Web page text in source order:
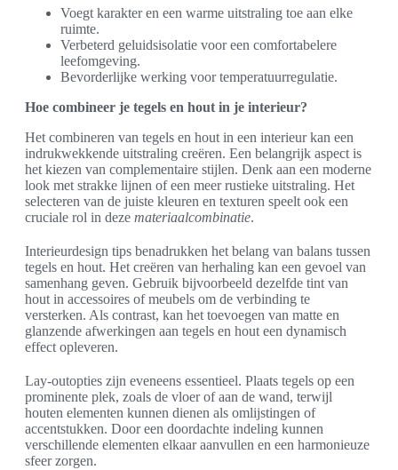
Voegt karakter en een warme uitstraling toe aan elke
ruimte.
Verbeterd geluidsisolatie voor een comfortabelere
leefomgeving.
Bevorderlijke werking voor temperatuurregulatie.
Hoe combineer je tegels en hout in je interieur?
Het combineren van tegels en hout in een interieur kan een
indrukwekkende uitstraling creëren. Een belangrijk aspect is
het kiezen van complementaire stijlen. Denk aan een moderne
look met strakke lijnen of een meer rustieke uitstraling. Het
selecteren van de juiste kleuren en texturen speelt ook een
cruciale rol in deze materiaalcombinatie.
Interieurdesign tips benadrukken het belang van balans tussen
tegels en hout. Het creëren van herhaling kan een gevoel van
samenhang geven. Gebruik bijvoorbeeld dezelfde tint van
hout in accessoires of meubels om de verbinding te
versterken. Als contrast, kan het toevoegen van matte en
glanzende afwerkingen aan tegels en hout een dynamisch
effect opleveren.
Lay-outopties zijn eveneens essentieel. Plaats tegels op een
prominente plek, zoals de vloer of aan de wand, terwijl
houten elementen kunnen dienen als omlijstingen of
accentstukken. Door een doordachte indeling kunnen
verschillende elementen elkaar aanvullen en een harmonieuze
sfeer zorgen.